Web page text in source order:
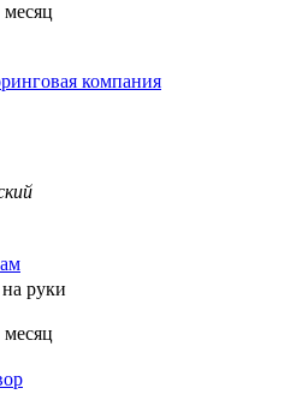
компания
на руки